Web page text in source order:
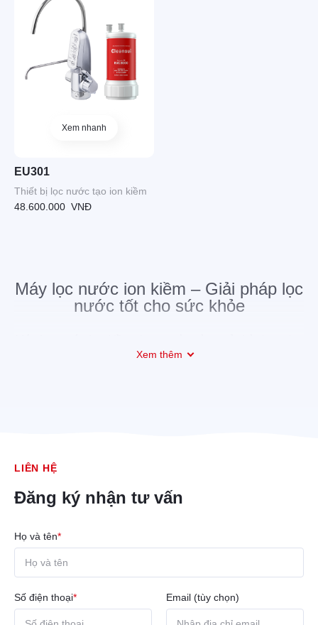
Xem nhanh
EU301
Thiết bị lọc nước tạo ion kiềm
48.600.000 VNĐ
Máy lọc nước ion kiềm – Giải pháp lọc
nước tốt cho sức khỏe
chọn hàng đầu của người tiêu dùng, không chỉ bởi khả
Xem thêm
LIÊN HỆ
Đăng ký nhận tư vấn
Họ và tên*
Số điện thoại* Email (tùy chọn)